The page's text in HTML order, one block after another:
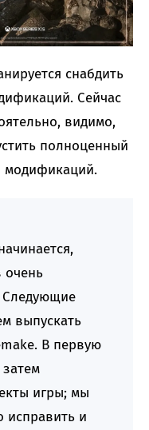
снабдить
Сейчас
видимо,
полноценный
модификаций.
очень
Следующие
выпускать
В первую
игры; мы
исправить и